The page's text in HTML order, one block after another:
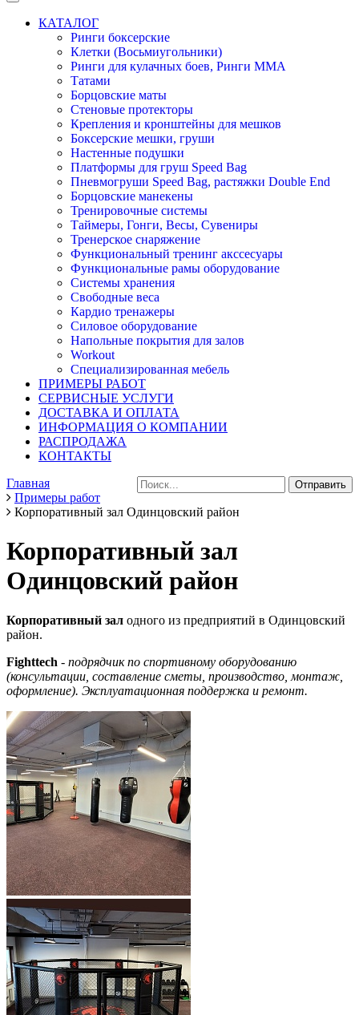
КАТАЛОГ
Ринги боксерские
Клетки (Восьмиугольники)
Ринги для кулачных боев, Ринги ММА
Татами
Борцовские маты
Стеновые протекторы
Крепления и кронштейны для мешков
Боксерские мешки, груши
Настенные подушки
Платформы для груш Speed Bag
Пневмогруши Speed Bag, растяжки Double End
Борцовские манекены
Тренировочные системы
Таймеры, Гонги, Весы, Сувениры
Тренерское снаряжение
Функциональный тренинг акссесуары
Функциональные рамы оборудование
Системы хранения
Свободные веса
Кардио тренажеры
Силовое оборудование
Напольные покрытия для залов
Workout
Специализированная мебель
ПРИМЕРЫ РАБОТ
СЕРВИСНЫЕ УСЛУГИ
ДОСТАВКА И ОПЛАТА
ИНФОРМАЦИЯ О КОМПАНИИ
РАСПРОДАЖА
КОНТАКТЫ
Главная
Примеры работ
Корпоративный зал Одинцовский район
Корпоративный зал
Одинцовский район
Корпоративный зал одного из предприятий в Одинцовский
район.
Fighttech - подрядчик по спортивному оборудованию
(консультации, составление сметы, производство, монтаж,
оформление). Эксплуатационная поддержка и ремонт.